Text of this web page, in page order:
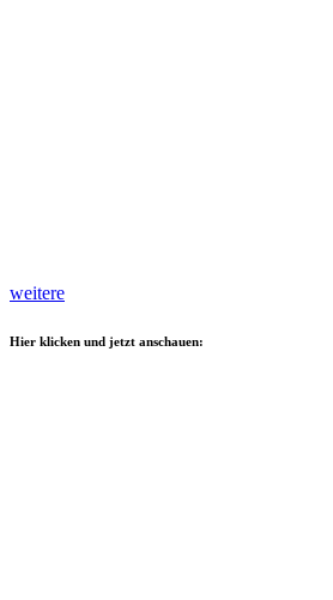
weitere
Hier klicken und jetzt anschauen: